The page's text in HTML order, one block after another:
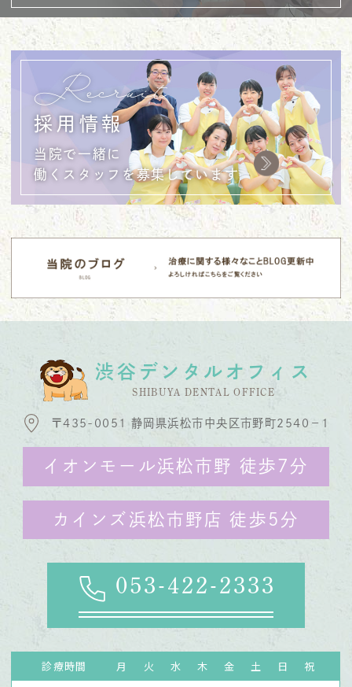
Recruit
採用情報
当院で一緒に
働くスタッフを募集しています
渋谷デンタルオフィス
SHIBUYA DENTAL OFFICE
〒435-0051 静岡県浜松市中央区市野町2540−1
イオンモール浜松市野 徒歩7分
カインズ浜松市野店 徒歩5分
053-422-2333
診療時間 月 火 水 木 金 土 日
祝